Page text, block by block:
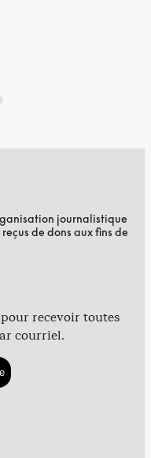
journalistique
de dons aux fins de
recevoir toutes
courriel.